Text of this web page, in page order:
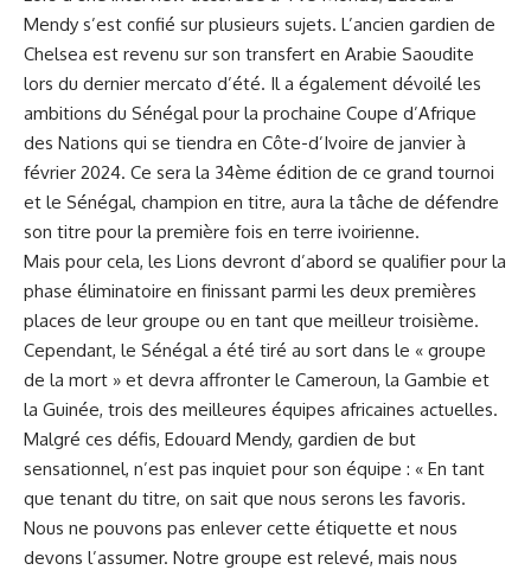
‍Mendy‌ s’est confié sur plusieurs sujets. L’ancien gardien de
Chelsea​ est⁢ revenu sur son transfert en Arabie Saoudite
lors du dernier mercato ⁤d’été. Il a également dévoilé les
ambitions du‍ Sénégal‌pour la prochaine Coupe d’Afrique
des⁢ Nations‌ qui ‌se tiendra en Côte-d’Ivoire de janvier⁢ à
février 2024. Ce sera‌ la‍ 34ème édition de ce grand tournoi
et le Sénégal, champion ⁤en titre, aura ‍la tâche de défendre
son titre pour la⁤ première fois en terre ivoirienne.
Mais pour cela, les Lions devront d’abord se qualifier pour ​la
phase éliminatoire en finissant parmi les deux⁣ premières
places de leur groupe ou en tant que meilleur troisième.​
Cependant, le Sénégal a été tiré au sort dans ⁢le‍ « groupe
de la mort » et devra affronter ⁤le Cameroun, la Gambie et
la Guinée, ‍trois des⁣ meilleures équipes africaines actuelles.
Malgré ces défis, Edouard Mendy, ‌gardien⁢ de but
sensationnel,​ n’est pas ⁣inquiet pour​ son équipe​ : « En tant
que tenant du‍ titre, on sait que nous serons ⁢les favoris.
Nous ne pouvons pas enlever cette étiquette et ‍nous
devons l’assumer. Notre groupe ‌est relevé, mais‌ nous